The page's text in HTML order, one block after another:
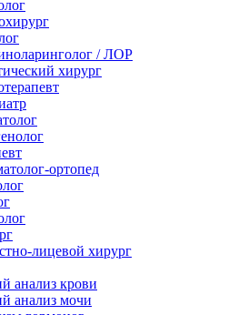
/ ЛОР
хирург
ортопед
лицевой хирург
анализ крови
анализ мочи